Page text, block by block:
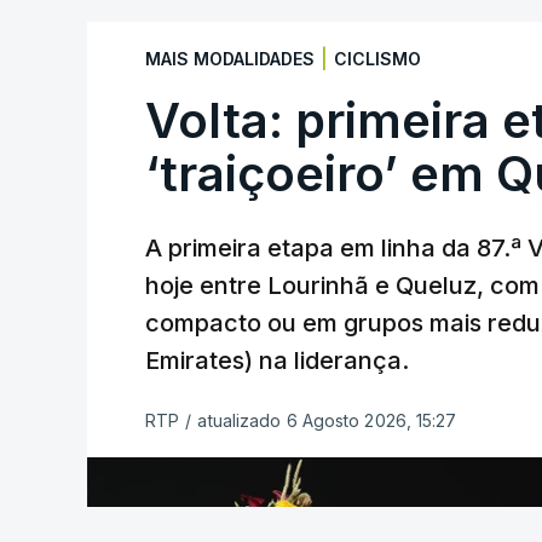
Caso se qualifique, o Benfica vai
Azerbaijão, sendo que, em caso de
da Liga Conferência, encontrando os
Viena.
O jogo no Estádio da Luz tem início às
enquanto a segunda mão está
Na fase de liga da Liga Europa já está
(Com Lusa)
MAIS MODALIDADES CICLISMO
Volta: primeira
‘traiçoeiro’ em
A primeira etapa em linha da 87.ª
hoje entre Lourinhã e Queluz,
compacto ou em grupos mais
Emirates) na liderança.
RTP / atualizado 6 Agosto 2026, 15:27